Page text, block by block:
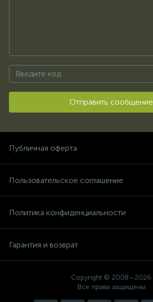
Отправить сообщение
Публичная оферта
Пользовательское соглашение
Политика конфиденциальности
Гарантия и возврат
Copyright © 2008—2026
Все права защищены